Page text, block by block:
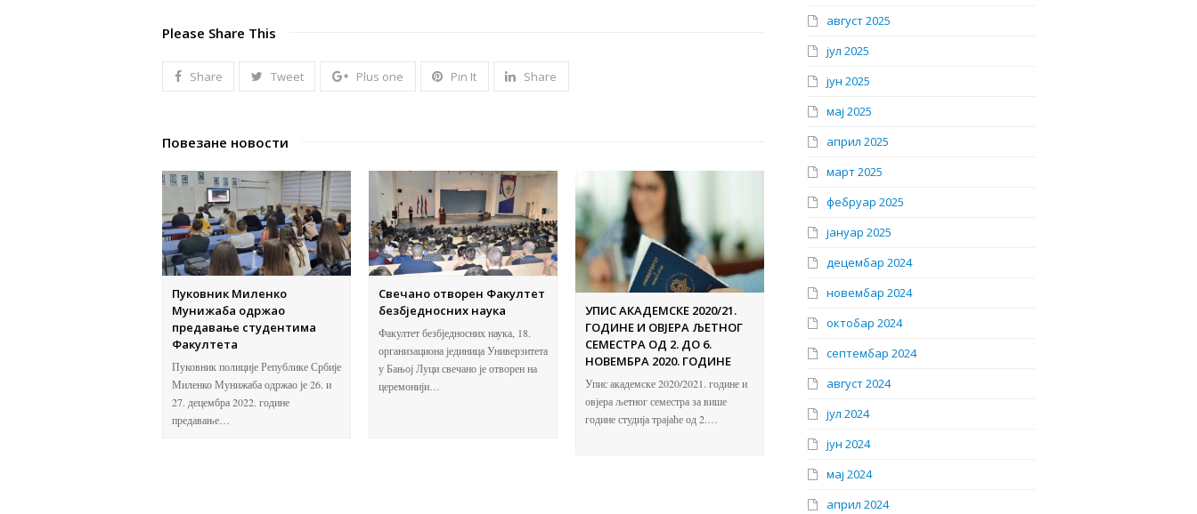
Please Share This
Share Tweet Plus one Pin It Share
Повезане новости
Пуковник Миленко
Мунижаба одржао
предавање студентима
Факултета
Пуковник полиције Републике Србије
Миленко Мунижаба одржао је 26. и
27. децембра 2022. године
предавање…
Свечано отворен Факултет
безбједносних наука
Факултет безбједносних наука, 18.
организациона јединица Универзитета
у Бањој Луци свечано је отворен на
церемонији…
УПИС АКАДЕМСКЕ 2020/21.
ГОДИНЕ И ОВЈЕРА ЉЕТНОГ
СЕМЕСТРА ОД 2. ДО 6.
НОВЕМБРА 2020. ГОДИНЕ
Упис академске 2020/2021. године и
овјера љетног семестра за више
године студија трајаће од 2.…
август 2025
јул 2025
јун 2025
мај 2025
април 2025
март 2025
фебруар 2025
јануар 2025
децембар 2024
новембар 2024
октобар 2024
септембар 2024
август 2024
јул 2024
јун 2024
мај 2024
април 2024